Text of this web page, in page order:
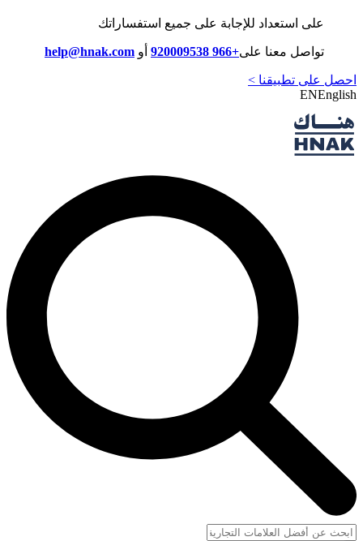
على استعداد للإجابة على جميع استفساراتك
تواصل معنا على+966 920009538 أو help@hnak.com
احصل على تطبيقنا >
ENEnglish